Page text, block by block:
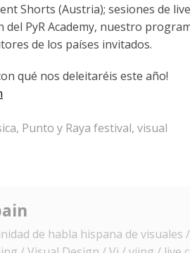
Shorts (Austria); sesiones de
del PyR Academy, nuestro
de los países invitados.
qué nos deleitaréis este año!
, Punto y Raya festival, visual
de habla hispana de